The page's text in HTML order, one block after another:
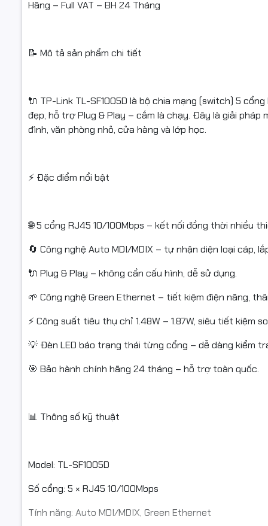
Hãng – Full VAT – BH 24 Tháng
📝 Mô tả sản phẩm chi tiết
🔌 TP-Link TL-SF1005D là bộ chia mạng (switch) 5
đẹp, hỗ trợ Plug & Play – cắm là chạy. Đây là giải
đình, văn phòng nhỏ, cửa hàng và lớp học.
⚡ Đặc điểm nổi bật
🌐 5 cổng RJ45 10/100Mbps – kết nối đồng thời nhiều
🔄 Công nghệ Auto MDI/MDIX – tự nhận diện loại cáp,
🔌 Plug & Play – không cần cấu hình, dễ sử dụng.
🌱 Công nghệ Green Ethernet – tiết kiệm điện năng,
⚡ Công suất tiêu thụ chỉ 1.48W – 1.87W, siêu tiết kiệm
💡 Đèn LED báo trạng thái từng cổng – dễ dàng kiểm
🎯 Bảo hành chính hãng 24 tháng – hỗ trợ toàn quốc.
📊 Thông số kỹ thuật
Model: TL-SF1005D
Số cổng: 5 × RJ45 10/100Mbps
Tính năng: Auto MDI/MDIX, Green Ethernet
Model: